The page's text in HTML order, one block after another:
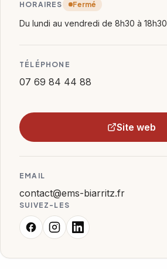
HORAIRES Fermé
Du lundi au vendredi de 8h30 à 18h30
TÉLÉPHONE
07 69 84 44 88
Site web
EMAIL
contact@ems-biarritz.fr
SUIVEZ-LES